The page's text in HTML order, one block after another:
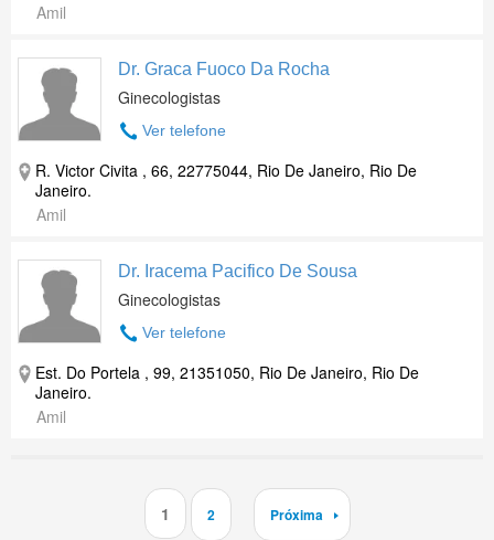
Amil
Dr. Graca Fuoco Da Rocha
Ginecologistas
Ver telefone
R. Victor Civita , 66, 22775044, Rio De Janeiro, Rio De
Janeiro.
Amil
Dr. Iracema Pacifico De Sousa
Ginecologistas
Ver telefone
Est. Do Portela , 99, 21351050, Rio De Janeiro, Rio De
Janeiro.
Amil
1 2 Próxima